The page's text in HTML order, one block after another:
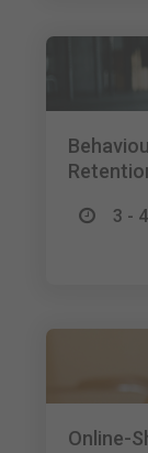
3 -
Online-